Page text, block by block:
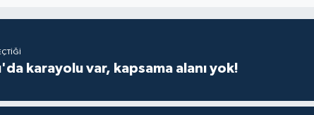
karayolu var, kapsama alanı yok!